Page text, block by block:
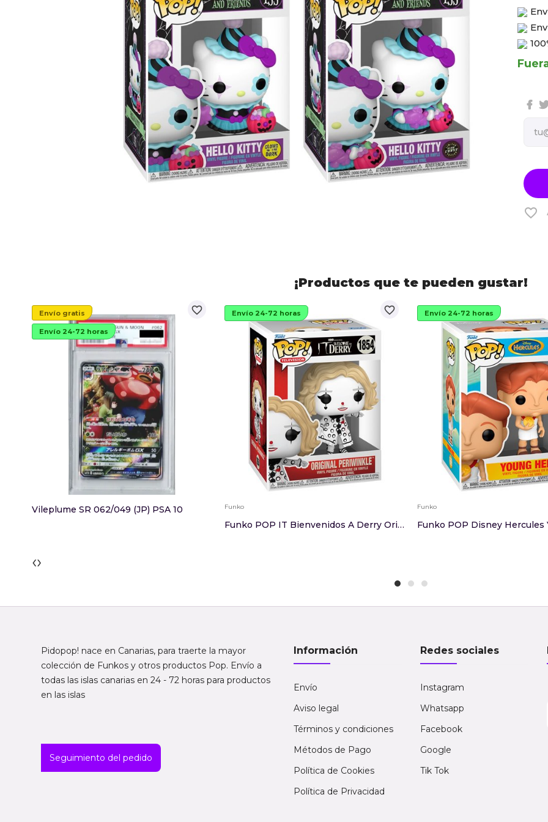
favorite_border
¡Productos que te pueden gustar!
favorite_border
Envío gratis
Envío 24-72 horas
Vileplume SR 062/049 (JP) PSA 10
favorite_border
Envío 24-72 horas
Funko
Funko POP IT Bienvenidos A Derry Original Periw...
Envío 24-72 horas
Funko
‹›
Pidopop! nace en Canarias, para traerte la mayor
colección de Funkos y otros productos Pop. Envío a
todas las islas canarias en 24 - 72 horas para productos
en las islas
Seguimiento del pedido
Información
Envío
Aviso legal
Términos y condiciones
Métodos de Pago
Política de Cookies
Política de Privacidad
Redes sociales
Instagram
Whatsapp
Facebook
Google
Tik Tok